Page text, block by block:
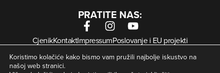
PRATITE NAS:
CjenikKontaktImpressumPoslovanje i EU projekti
Arhiva digitalnih novina
Uvjeti korištenjaZaštita privatnosti
Kolačići
Koristimo kolačiće kako bismo vam pružili najbolje iskustvo na
našoj web stranici.